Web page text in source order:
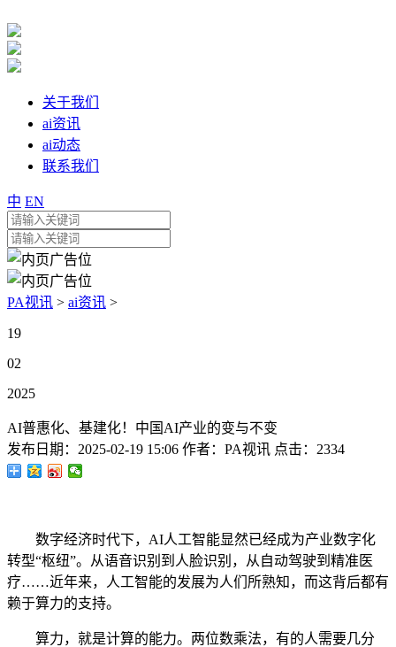
关于我们
ai资讯
ai动态
联系我们
中 EN
PA视讯 > ai资讯 >
19
02
2025
AI普惠化、基建化！中国AI产业的变与不变
发布日期： 2025-02-19 15:06 作者： PA视讯 点击： 2334
数字经济时代下，AI人工智能显然已经成为产业数字化
转型“枢纽”。从语音识别到人脸识别，从自动驾驶到精准医
疗……近年来，人工智能的发展为人们所熟知，而这背后都有
赖于算力的支持。
算力，就是计算的能力。两位数乘法，有的人需要几分